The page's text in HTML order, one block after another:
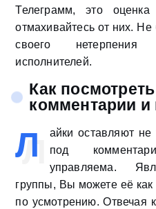
Телеграмм, это
отмахивайтесь от них. Не
своего нетерпения
исполнителей.
Как
комментарии и
Л
айки оставляют
под
управляема.
группы, Вы можете её как
по усмотрению. Отвечая